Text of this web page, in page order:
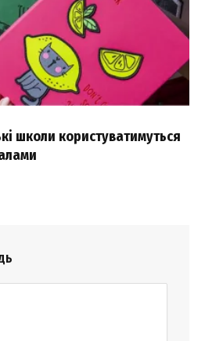
школи користуватимуться